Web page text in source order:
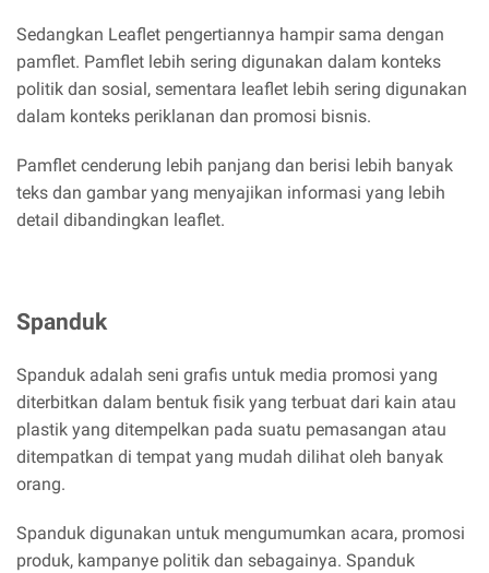
Sedangkan Leaflet pengertiannya hampir sama dengan
pamflet. Pamflet lebih sering digunakan dalam konteks
politik dan sosial, sementara leaflet lebih sering digunakan
dalam konteks periklanan dan promosi bisnis.
Pamflet cenderung lebih panjang dan berisi lebih banyak
teks dan gambar yang menyajikan informasi yang lebih
detail dibandingkan leaflet.
Spanduk
Spanduk adalah seni grafis untuk media promosi yang
diterbitkan dalam bentuk fisik yang terbuat dari kain atau
plastik yang ditempelkan pada suatu pemasangan atau
ditempatkan di tempat yang mudah dilihat oleh banyak
orang.
Spanduk digunakan untuk mengumumkan acara, promosi
produk, kampanye politik dan sebagainya. Spanduk